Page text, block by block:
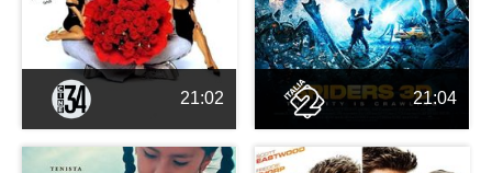
21:02 21:04